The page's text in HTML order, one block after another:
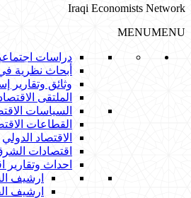
Iraqi Economists Network
MENUMENU
دراسات
أبحاث نظرية
وثائق وتقارير
الملتقى
السياسات
القطاعات
الاقتصاد الدولي
اقتصادات
احداث وتقارير
ارشيف
ارشيف